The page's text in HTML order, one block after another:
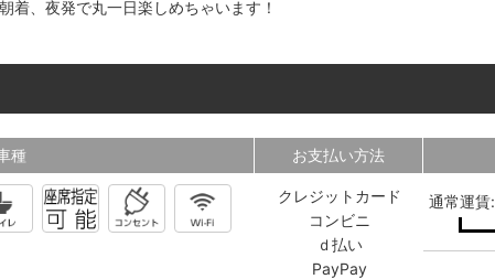
着、夜発で丸一日楽しめちゃいます！
種 お支払い方法
クレジットカード
コンビニ
ｄ払い
PayPay
通常運賃: